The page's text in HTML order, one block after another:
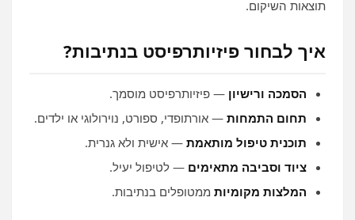
תוצאות השיקום.
איך לבחור פיזיותרפיסט בנתיבות?
הסמכה ורישיון — פיזיותרפיסט מוסמך.
תחום התמחות — אורתופדי, ספורט, נוירולוגי או ילדים.
תוכנית טיפול מותאמת — אישית ולא גנרית.
ציוד וסביבה מתאימים — לטיפול יעיל.
המלצות מקומיות ממטופלים בנתיבות.